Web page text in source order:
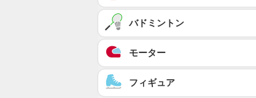
バドミントン
モーター
フィギュア